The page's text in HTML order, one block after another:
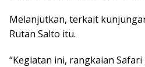
Melanjutkan, terkait
Rutan Salto itu.
“Kegiatan ini, rangkaian